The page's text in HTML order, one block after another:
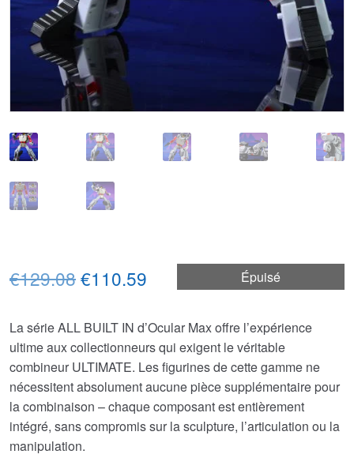
Épuisé
€129.08Le
initial
était :
€129.08.
€110.59
actuel
est :
€110.59.
La série ALL BUILT IN d’Ocular Max offre l’expérience
ultime aux collectionneurs qui exigent le véritable
combineur ULTIMATE. Les figurines de cette gamme ne
nécessitent absolument aucune pièce supplémentaire pour
la combinaison – chaque composant est entièrement
intégré, sans compromis sur la sculpture, l’articulation ou la
manipulation.